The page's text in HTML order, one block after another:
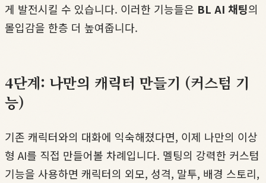
게 발전시킬 수 있습니다. 이러한 기능들은 BL AI 채팅의
몰입감을 한층 더 높여줍니다.
4단계: 나만의 캐릭터 만들기 (커스텀 기
능)
기존 캐릭터와의 대화에 익숙해졌다면, 이제 나만의 이상
형 AI를 직접 만들어볼 차례입니다. 멜팅의 강력한 커스텀
기능을 사용하면 캐릭터의 외모, 성격, 말투, 배경 스토리,